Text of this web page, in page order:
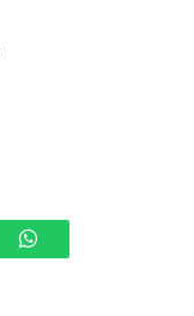
WhatsApp